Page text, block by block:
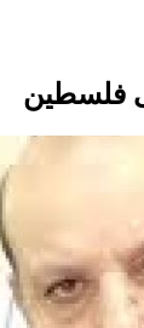
فلسطين